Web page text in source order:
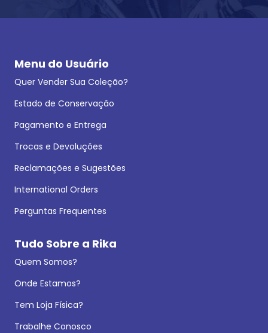
Menu do Usuário
Quer Vender Sua Coleção?
Estado de Conservação
Pagamento e Entrega
Trocas e Devoluções
Reclamações e Sugestões
International Orders
Perguntas Frequentes
Tudo Sobre a Rika
Quem Somos?
Onde Estamos?
Tem Loja Física?
Trabalhe Conosco